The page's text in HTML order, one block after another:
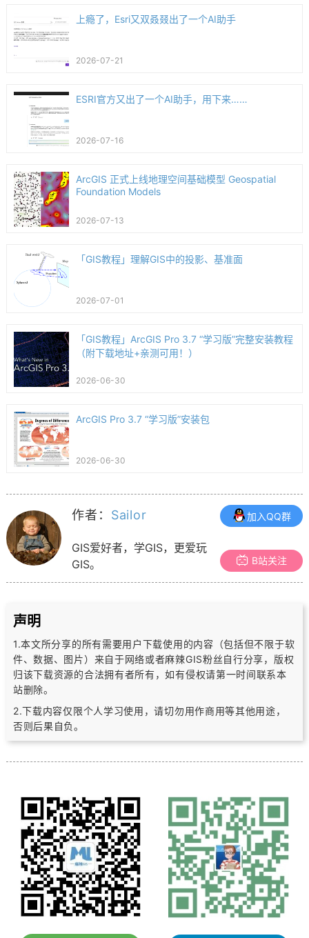
上瘾了，Esri又双叒叕出了一个AI助手
2026-07-21
ESRI官方又出了一个AI助手，用下来……
2026-07-16
ArcGIS 正式上线地理空间基础模型 Geospatial
Foundation Models
2026-07-13
「GIS教程」理解GIS中的投影、基准面
2026-07-01
「GIS教程」ArcGIS Pro 3.7 “学习版”完整安装教程
（附下载地址+亲测可用！）
2026-06-30
ArcGIS Pro 3.7 “学习版”安装包
2026-06-30
作者： Sailor
GIS爱好者，学GIS，更爱玩
GIS。
加入QQ群
B站关注
声明
1.本文所分享的所有需要用户下载使用的内容（包括但不限于软
件、数据、图片） 来自于网络或者麻辣GIS粉丝自行分享，版权
归该下载资源的合法拥有者所有，如有侵权请第一时间联系本
站删除。
2.下载内容仅限个人学习使用，请切勿用作商用等其他用途，
否则后果自负。